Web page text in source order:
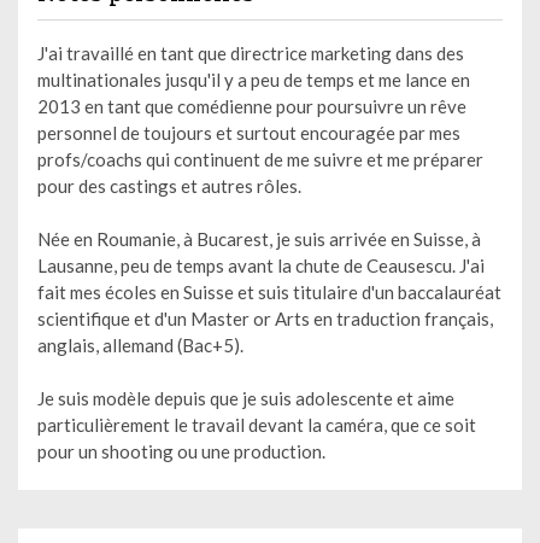
J'ai travaillé en tant que directrice marketing dans des
multinationales jusqu'il y a peu de temps et me lance en
2013 en tant que comédienne pour poursuivre un rêve
personnel de toujours et surtout encouragée par mes
profs/coachs qui continuent de me suivre et me préparer
pour des castings et autres rôles.
Née en Roumanie, à Bucarest, je suis arrivée en Suisse, à
Lausanne, peu de temps avant la chute de Ceausescu. J'ai
fait mes écoles en Suisse et suis titulaire d'un baccalauréat
scientifique et d'un Master or Arts en traduction français,
anglais, allemand (Bac+5).
Je suis modèle depuis que je suis adolescente et aime
particulièrement le travail devant la caméra, que ce soit
pour un shooting ou une production.